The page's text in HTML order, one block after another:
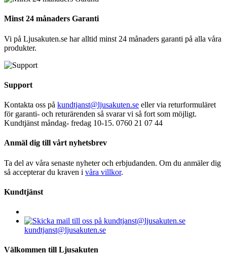
Minst 24 månaders Garanti
Vi på Ljusakuten.se har alltid minst 24 månaders garanti på alla våra
produkter.
Support
Kontakta oss på kundtjanst@ljusakuten.se eller via returformuläret
för garanti- och returärenden så svarar vi så fort som möjligt.
Kundtjänst måndag- fredag 10-15. 0760 21 07 44
Anmäl dig till vårt nyhetsbrev
Ta del av våra senaste nyheter och erbjudanden. Om du anmäler dig
så accepterar du kraven i våra villkor.
Kundtjänst
kundtjanst@ljusakuten.se
Välkommen till Ljusakuten